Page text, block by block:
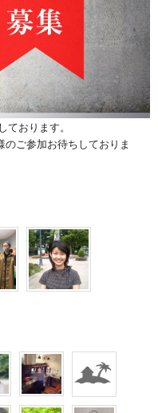
しております。
ご参加お待ちしておりま